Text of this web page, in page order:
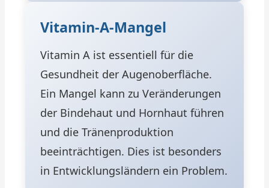
Vitamin-A-Mangel
Vitamin A ist essentiell für die
Gesundheit der Augenoberfläche.
Ein Mangel kann zu Veränderungen
der Bindehaut und Hornhaut führen
und die Tränenproduktion
beeinträchtigen. Dies ist besonders
in Entwicklungsländern ein Problem.